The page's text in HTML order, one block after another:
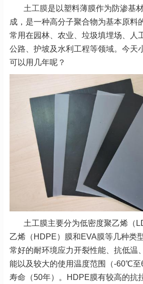
土工膜是以塑料薄膜作为防渗基
成，是一种高分子聚合物为基本原料
常用在园林、农业、垃圾填埋场、人
公路、护坡及水利工程等领域。今天
可以用几年呢？
土工膜主要分为低密度聚乙烯（
乙烯（HDPE）膜和EVA膜等几种类
常好的耐环境应力开裂性能、抗低温
能以及较大的使用温度范围（-60℃
寿命（50年）。HDPE膜有较高的抗